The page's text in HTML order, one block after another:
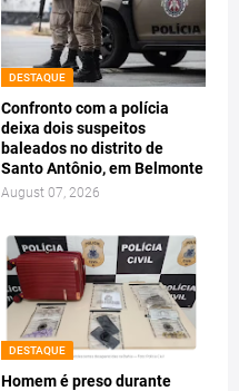
DESTAQUE
Confronto com a polícia
deixa dois suspeitos
baleados no distrito de
Santo Antônio, em Belmonte
August 07, 2026
DESTAQUE
Homem é preso durante